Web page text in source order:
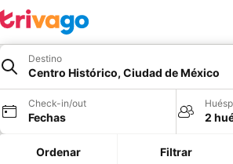
Destino
Centro Histórico, Ciudad de México
Check-in/out
Fechas 2
Ordenar Filtrar